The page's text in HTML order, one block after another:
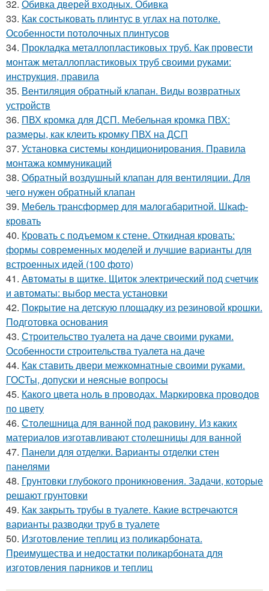
32. Обивка дверей входных. Обивка
33. Как состыковать плинтус в углах на потолке.
Особенности потолочных плинтусов
34. Прокладка металлопластиковых труб. Как провести
монтаж металлопластиковых труб своими руками:
инструкция, правила
35. Вентиляция обратный клапан. Виды возвратных
устройств
36. ПВХ кромка для ДСП. Мебельная кромка ПВХ:
размеры, как клеить кромку ПВХ на ДСП
37. Установка системы кондиционирования. Правила
монтажа коммуникаций
38. Обратный воздушный клапан для вентиляции. Для
чего нужен обратный клапан
39. Мебель трансформер для малогабаритной. Шкаф-
кровать
40. Кровать с подъемом к стене. Откидная кровать:
формы современных моделей и лучшие варианты для
встроенных идей (100 фото)
41. Автоматы в щитке. Щиток электрический под счетчик
и автоматы: выбор места установки
42. Покрытие на детскую площадку из резиновой крошки.
Подготовка основания
43. Строительство туалета на даче своими руками.
Особенности строительства туалета на даче
44. Как ставить двери межкомнатные своими руками.
ГОСТы, допуски и неясные вопросы
45. Какого цвета ноль в проводах. Маркировка проводов
по цвету
46. Столешница для ванной под раковину. Из каких
материалов изготавливают столешницы для ванной
47. Панели для отделки. Варианты отделки стен
панелями
48. Грунтовки глубокого проникновения. Задачи, которые
решают грунтовки
49. Как закрыть трубы в туалете. Какие встречаются
варианты разводки труб в туалете
50. Изготовление теплиц из поликарбоната.
Преимущества и недостатки поликарбоната для
изготовления парников и теплиц